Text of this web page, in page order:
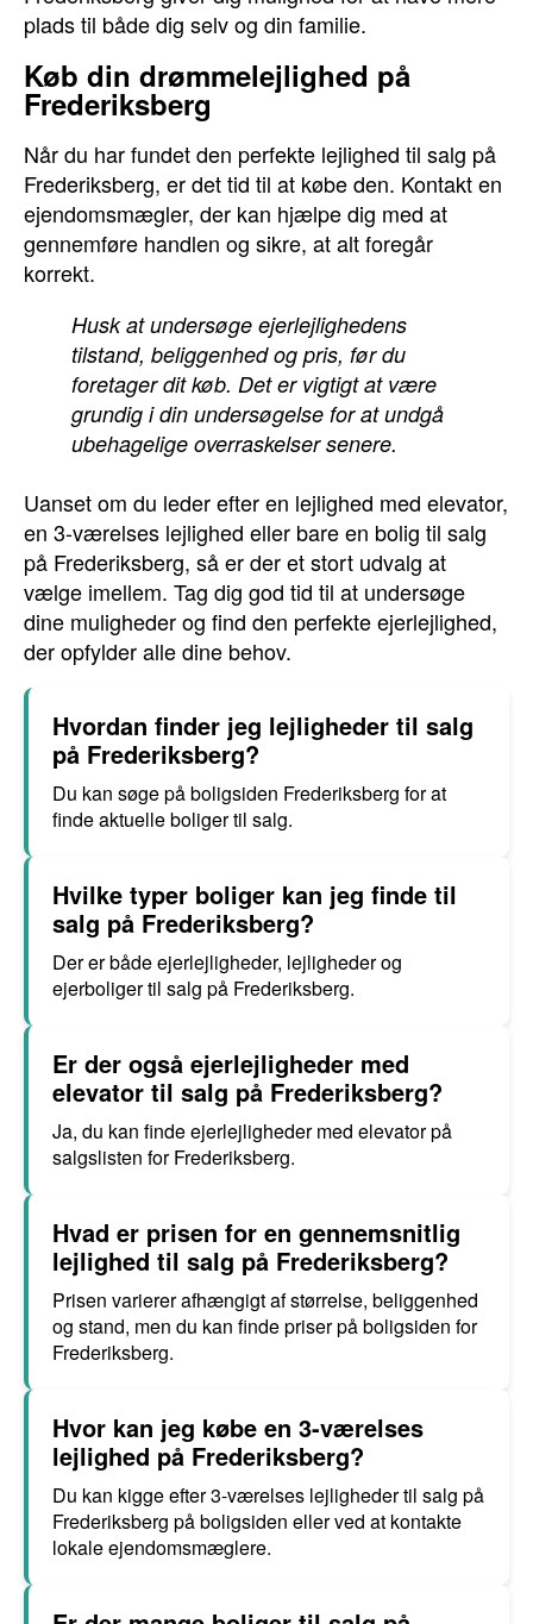
plads til både dig selv og din familie.
Køb din drømmelejlighed på
Frederiksberg
Når du har fundet den perfekte lejlighed til salg på
Frederiksberg, er det tid til at købe den. Kontakt en
ejendomsmægler, der kan hjælpe dig med at
gennemføre handlen og sikre, at alt foregår
korrekt.
Husk at undersøge ejerlejlighedens
tilstand, beliggenhed og pris, før du
foretager dit køb. Det er vigtigt at være
grundig i din undersøgelse for at undgå
ubehagelige overraskelser senere.
Uanset om du leder efter en lejlighed med elevator,
en 3-værelses lejlighed eller bare en bolig til salg
på Frederiksberg, så er der et stort udvalg at
vælge imellem. Tag dig god tid til at undersøge
dine muligheder og find den perfekte ejerlejlighed,
der opfylder alle dine behov.
Hvordan finder jeg lejligheder til salg
på Frederiksberg?
Du kan søge på boligsiden Frederiksberg for at
finde aktuelle boliger til salg.
Hvilke typer boliger kan jeg finde til
salg på Frederiksberg?
Der er både ejerlejligheder, lejligheder og
ejerboliger til salg på Frederiksberg.
Er der også ejerlejligheder med
elevator til salg på Frederiksberg?
Ja, du kan finde ejerlejligheder med elevator på
salgslisten for Frederiksberg.
Hvad er prisen for en gennemsnitlig
lejlighed til salg på Frederiksberg?
Prisen varierer afhængigt af størrelse, beliggenhed
og stand, men du kan finde priser på boligsiden for
Frederiksberg.
Hvor kan jeg købe en 3-værelses
lejlighed på Frederiksberg?
Du kan kigge efter 3-værelses lejligheder til salg på
Frederiksberg på boligsiden eller ved at kontakte
lokale ejendomsmæglere.